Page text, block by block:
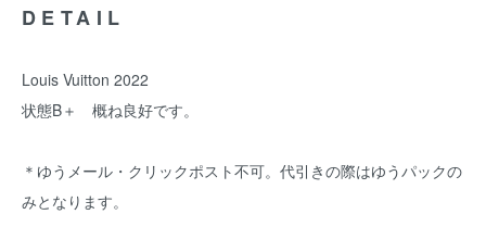
DETAIL
Louis Vuitton 2022
状態B＋ 概ね良好です。
＊ゆうメール・クリックポスト不可。代引きの際はゆうパックの
みとなります。